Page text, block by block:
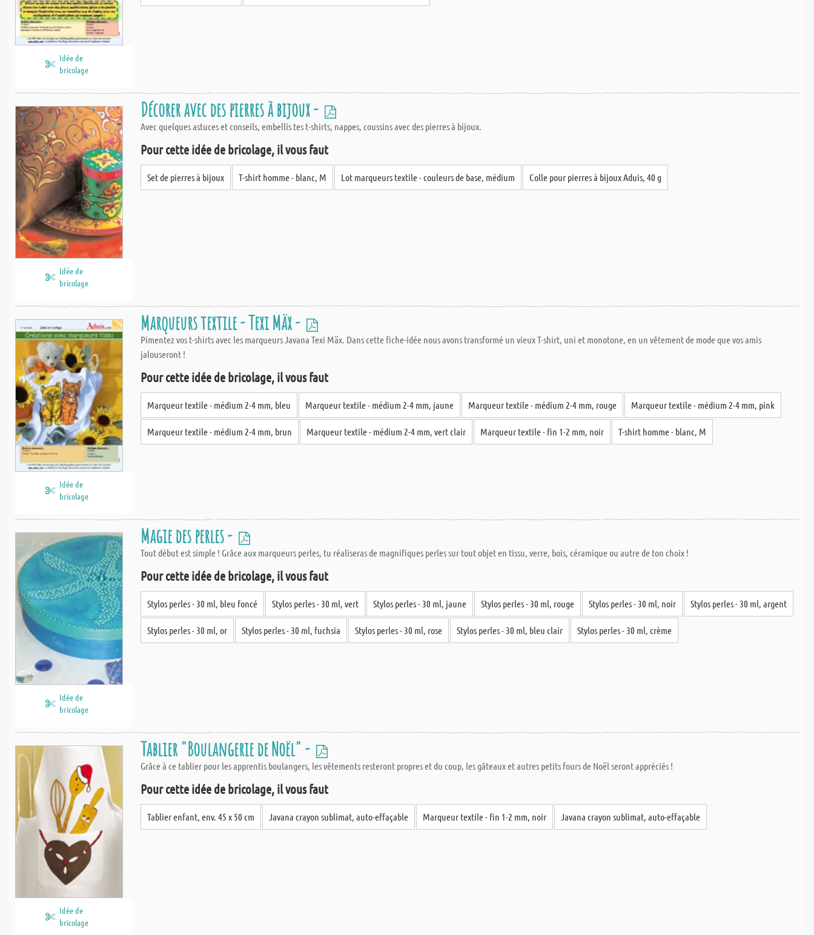
Idée de
bricolage
Idée de
bricolage
Décorer avec des pierres à bijoux -
Avec quelques astuces et conseils, embellis tes t-shirts, nappes, coussins avec des pierres à bijoux.
Pour cette idée de bricolage, il vous faut
Set de pierres à bijoux T-shirt homme - blanc, M Lot marqueurs textile - couleurs de base, médium Colle pour pierres à bijoux Aduis, 40 g
Idée de
bricolage
Marqueurs textile - Texi Mäx -
Pimentez vos t-shirts avec les marqueurs Javana Texi Mäx. Dans cette fiche-idée nous avons transformé un vieux T-shirt, uni et monotone, en un vêtement de mode que vos amis
jalouseront !
Pour cette idée de bricolage, il vous faut
Marqueur textile - médium 2-4 mm, bleu Marqueur textile - médium 2-4 mm, jaune Marqueur textile - médium 2-4 mm, rouge Marqueur textile - médium 2-4 mm, pink
Marqueur textile - médium 2-4 mm, brun Marqueur textile - médium 2-4 mm, vert clair Marqueur textile - fin 1-2 mm, noir T-shirt homme - blanc, M
Idée de
bricolage
Magie des perles -
Tout début est simple ! Grâce aux marqueurs perles, tu réaliseras de magnifiques perles sur tout objet en tissu, verre, bois, céramique ou autre de ton choix !
Pour cette idée de bricolage, il vous faut
Stylos perles - 30 ml, bleu foncé Stylos perles - 30 ml, vert Stylos perles - 30 ml, jaune Stylos perles - 30 ml, rouge Stylos perles - 30 ml, noir Stylos perles - 30 ml, argent
Stylos perles - 30 ml, or Stylos perles - 30 ml, fuchsia Stylos perles - 30 ml, rose Stylos perles - 30 ml, bleu clair Stylos perles - 30 ml, crème
Idée de
bricolage
Tablier "Boulangerie de Noël" -
Grâce à ce tablier pour les apprentis boulangers, les vêtements resteront propres et du coup, les gâteaux et autres petits fours de Noël seront appréciés !
Pour cette idée de bricolage, il vous faut
Tablier enfant, env. 45 x 50 cm Javana crayon sublimat, auto-effaçable Marqueur textile - fin 1-2 mm, noir Javana crayon sublimat, auto-effaçable